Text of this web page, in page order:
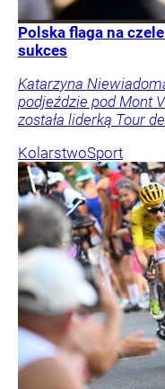
Polska flaga na
sukces
Katarzyna
podjeździe pod Mont
została liderką Tour
KolarstwoSport